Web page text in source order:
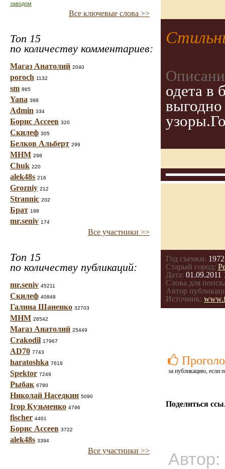
заводом
Все ключевые слова >>
Топ 15
по количеству комментариев:
Магаз Анатолий 2040
poroch 1132
sm 865
Yana 398
Admin 334
Борис Ассеев 320
Скилеф 305
Белков Альберт 299
МНМ 298
Chuk 220
alek48s 216
Grozniy 212
Strannic 202
Брат 198
mr.seniv 174
Все участники >>
Топ 15
по количеству публикаций:
mr.seniv 45211
Скилеф 40848
Галина Шаненко 32703
МНМ 26542
Магаз Анатолий 25449
Crakodil 17967
AD70 7743
haratoshka 7618
Spektor 7249
Рыбак 6790
Николай Наседкин 5090
Ігор Кузьменко 4796
fischer 4401
Борис Ассеев 3722
alek48s 3394
Все участники >>
одета в
выгодно
Год съемки: 1972
Старый город:
Дата: 01.09.2011
Слова для
Автор
Источник:
за публикацию, если
Поделиться
Автор: